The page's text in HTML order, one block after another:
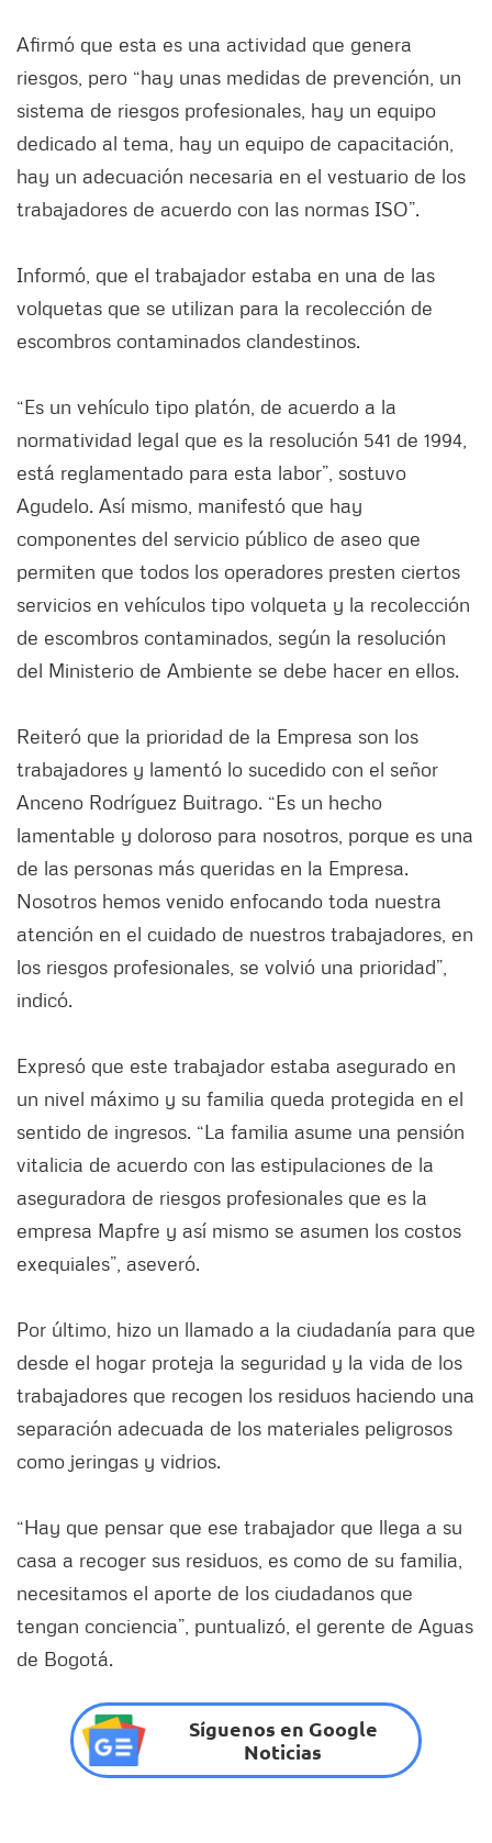
Afirmó que esta es una actividad que genera
riesgos, pero “hay unas medidas de prevención, un
sistema de riesgos profesionales, hay un equipo
dedicado al tema, hay un equipo de capacitación,
hay un adecuación necesaria en el vestuario de los
trabajadores de acuerdo con las normas ISO”.
Informó, que el trabajador estaba en una de las
volquetas que se utilizan para la recolección de
escombros contaminados clandestinos.
“Es un vehículo tipo platón, de acuerdo a la
normatividad legal que es la resolución 541 de 1994,
está reglamentado para esta labor”, sostuvo
Agudelo. Así mismo, manifestó que hay
componentes del servicio público de aseo que
permiten que todos los operadores presten ciertos
servicios en vehículos tipo volqueta y la recolección
de escombros contaminados, según la resolución
del Ministerio de Ambiente se debe hacer en ellos.
Reiteró que la prioridad de la Empresa son los
trabajadores y lamentó lo sucedido con el señor
Anceno Rodríguez Buitrago. “Es un hecho
lamentable y doloroso para nosotros, porque es una
de las personas más queridas en la Empresa.
Nosotros hemos venido enfocando toda nuestra
atención en el cuidado de nuestros trabajadores, en
los riesgos profesionales, se volvió una prioridad”,
indicó.
Expresó que este trabajador estaba asegurado en
un nivel máximo y su familia queda protegida en el
sentido de ingresos. “La familia asume una pensión
vitalicia de acuerdo con las estipulaciones de la
aseguradora de riesgos profesionales que es la
empresa Mapfre y así mismo se asumen los costos
exequiales”, aseveró.
Por último, hizo un llamado a la ciudadanía para que
desde el hogar proteja la seguridad y la vida de los
trabajadores que recogen los residuos haciendo una
separación adecuada de los materiales peligrosos
como jeringas y vidrios.
“Hay que pensar que ese trabajador que llega a su
casa a recoger sus residuos, es como de su familia,
necesitamos el aporte de los ciudadanos que
tengan conciencia”, puntualizó, el gerente de Aguas
de Bogotá.
Síguenos en Google
Noticias